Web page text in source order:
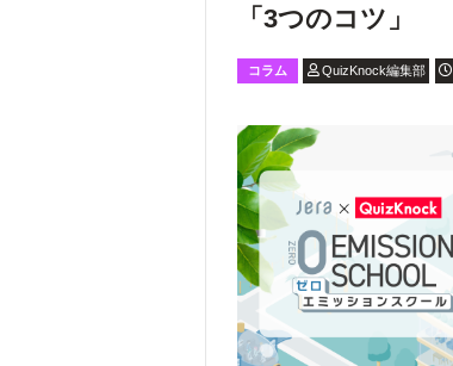
「3つのコツ」
コラム QuizKnock編集部